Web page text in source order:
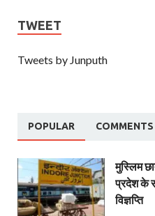
TWEET
Tweets by Junputh
POPULAR COMMENTS
मुस्लिम
प्रदेश के
विज्ञप्ति